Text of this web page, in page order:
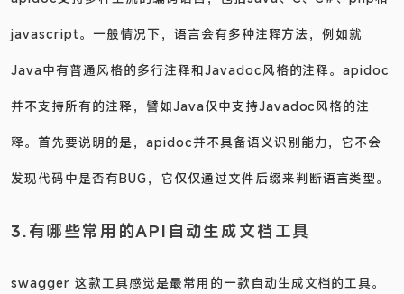
apidoc支持多种主流的编码语言，包括Java、C、C#、php和
javascript。一般情况下，语言会有多种注释方法，例如就
Java中有普通风格的多行注释和Javadoc风格的注释。apidoc
并不支持所有的注释，譬如Java仅中支持Javadoc风格的注
释。首先要说明的是，apidoc并不具备语义识别能力，它不会